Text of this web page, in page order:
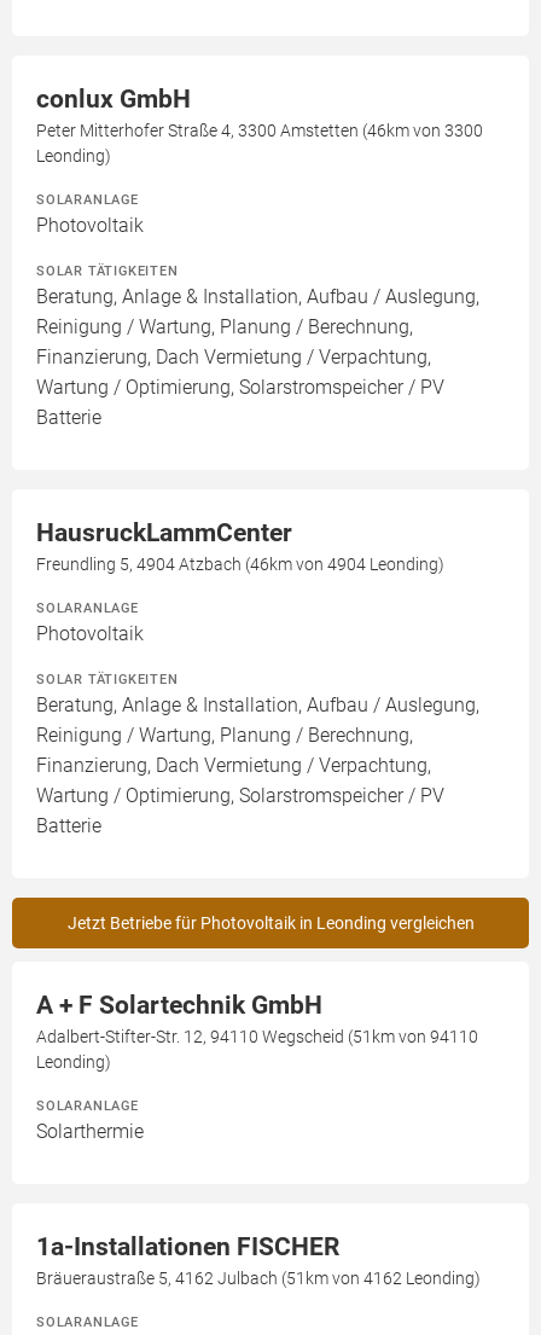
conlux GmbH
Peter Mitterhofer Straße 4, 3300 Amstetten (46km von 3300
Leonding)
SOLARANLAGE
Photovoltaik
SOLAR TÄTIGKEITEN
Beratung, Anlage & Installation, Aufbau / Auslegung,
Reinigung / Wartung, Planung / Berechnung,
Finanzierung, Dach Vermietung / Verpachtung,
Wartung / Optimierung, Solarstromspeicher / PV
Batterie
HausruckLammCenter
Freundling 5, 4904 Atzbach (46km von 4904 Leonding)
SOLARANLAGE
Photovoltaik
SOLAR TÄTIGKEITEN
Beratung, Anlage & Installation, Aufbau / Auslegung,
Reinigung / Wartung, Planung / Berechnung,
Finanzierung, Dach Vermietung / Verpachtung,
Wartung / Optimierung, Solarstromspeicher / PV
Batterie
Jetzt Betriebe für Photovoltaik in Leonding vergleichen
A + F Solartechnik GmbH
Adalbert-Stifter-Str. 12, 94110 Wegscheid (51km von 94110
Leonding)
SOLARANLAGE
Solarthermie
1a-Installationen FISCHER
Bräueraustraße 5, 4162 Julbach (51km von 4162 Leonding)
SOLARANLAGE